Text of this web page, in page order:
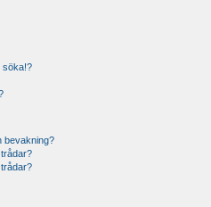
söka!?
bevakning?